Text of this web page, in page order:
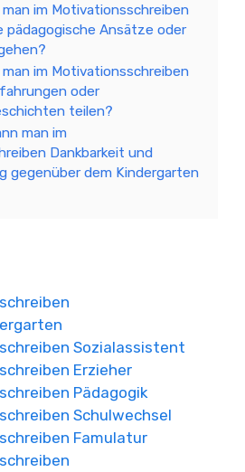
man im Motivationsschreiben
pädagogische Ansätze oder
man im Motivationsschreiben
oder
teilen?
man im
Dankbarkeit und
gegenüber dem Kindergarten
Sozialassistent
Erzieher
Pädagogik
Schulwechsel
Famulatur